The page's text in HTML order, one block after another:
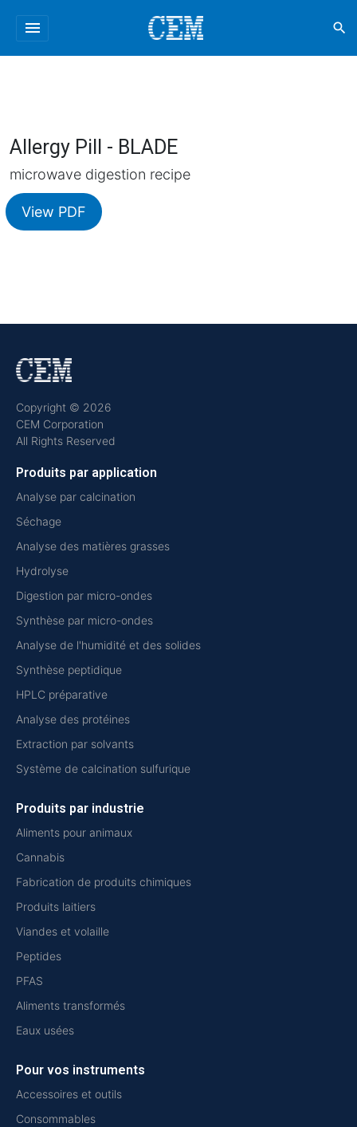
menu search
Allergy Pill - BLADE
microwave digestion recipe
View PDF
Copyright © 2026
CEM Corporation
All Rights Reserved
Produits par application
Analyse par calcination
Séchage
Analyse des matières grasses
Hydrolyse
Digestion par micro-ondes
Synthèse par micro-ondes
Analyse de l'humidité et des solides
Synthèse peptidique
HPLC préparative
Analyse des protéines
Extraction par solvants
Système de calcination sulfurique
Produits par industrie
Aliments pour animaux
Cannabis
Fabrication de produits chimiques
Produits laitiers
Viandes et volaille
Peptides
PFAS
Aliments transformés
Eaux usées
Pour vos instruments
Accessoires et outils
Consommables